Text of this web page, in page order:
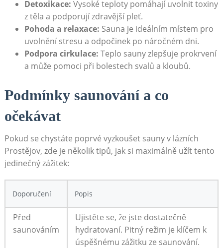
Detoxikace: Vysoké teploty pomáhají uvolnit toxiny
z těla a podporují zdravější pleť.
Pohoda a relaxace: Sauna je ideálním místem pro
uvolnění stresu a odpočinek po náročném dni.
Podpora cirkulace: Teplo sauny zlepšuje prokrvení
a může pomoci při bolestech svalů a kloubů.
Podmínky saunování a co
očekávat
Pokud se chystáte poprvé vyzkoušet sauny v lázních
Prostějov, zde je několik tipů, jak si maximálně užít tento
jedinečný zážitek:
Doporučení Popis
Před
saunováním
Ujistěte se, že jste dostatečně
hydratovaní. Pitný režim je klíčem k
úspěšnému zážitku ze saunování.